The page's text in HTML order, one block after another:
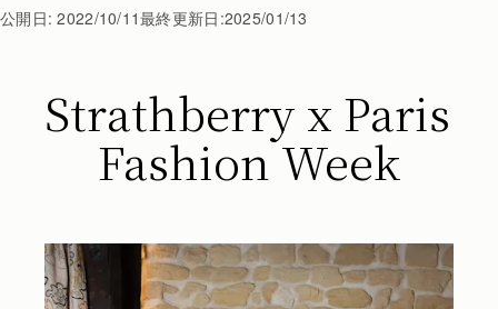
公開日:2022/10/11最終更新日:2025/01/13
Strathberry x Paris
Fashion Week